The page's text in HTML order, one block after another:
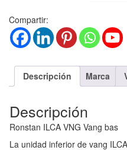
Compartir:
Descripción Marca
Descripción
Ronstan ILCA VNG Vang bas
La unidad inferior de vang